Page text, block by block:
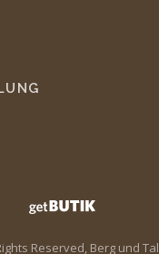
Reserved, Berg und Tal